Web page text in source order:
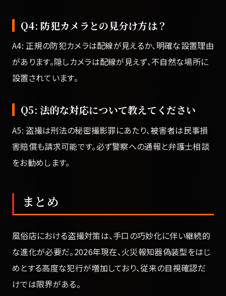
Q4: 防犯カメラとの見分け方は？
A4: 正規の防犯カメラは配線が見えるか、明確な設置理由
があります。隠しカメラは配線が見えず、不自然な場所に
設置されています。
Q5: 法的な対応について教えてください
A5: 盗撮は刑法の秘密撮影罪にあたり、被害者は民事損
害賠償も請求可能です。必ず警察への通報と弁護士相談
をお勧めします。
まとめ
風俗店における盗撮対策は、手口の巧妙化に伴い継続的
な進化が必要だ。2026年現在、火災報知器偽装型をはじ
めとする高度な犯行が増加しており、従来の目視確認だ
けでは限界がある。